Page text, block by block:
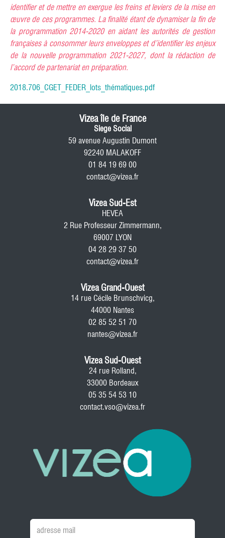
identifier et de mettre en exergue les freins et leviers de la mise en
œuvre de ces programmes. La finalité étant de dynamiser la fin de
la programmation 2014-2020 en aidant les autorités de gestion
françaises à consommer leurs enveloppes et d’identifier les enjeux
de la nouvelle programmation 2021-2027, dont la rédaction de
l’accord de partenariat en préparation.
2018.706_CGET_FEDER_lots_thématiques.pdf
Vizea île de France
Siege Social
59 avenue Augustin Dumont
92240 MALAKOFF
01 84 19 69 00
contact@vizea.fr
Vizea Sud-Est
HEVEA
2 Rue Professeur Zimmermann,
69007 LYON
04 28 29 37 50
contact@vizea.fr
Vizea Grand-Ouest
14 rue Cécile Brunschvicg,
44000 Nantes
02 85 52 51 70
nantes@vizea.fr
Vizea Sud-Ouest
24 rue Rolland,
33000 Bordeaux
05 35 54 53 10
contact.vso@vizea.fr